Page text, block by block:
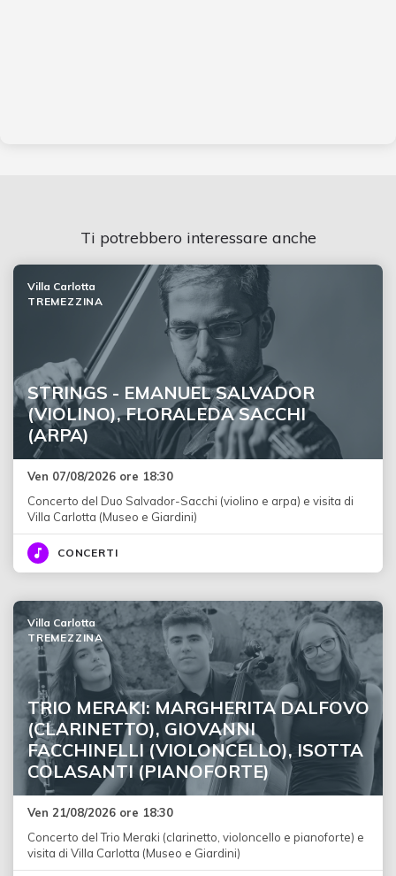
Ti potrebbero interessare anche
STRINGS - EMANUEL SALVADOR
(VIOLINO), FLORALEDA SACCHI
(ARPA)
Villa Carlotta
TREMEZZINA
Ven 07/08/2026 ore 18:30
Concerto del Duo Salvador-Sacchi (violino e arpa) e visita di
Villa Carlotta (Museo e Giardini)
CONCERTI
TRIO MERAKI: MARGHERITA DALFOVO
(CLARINETTO), GIOVANNI
FACCHINELLI (VIOLONCELLO), ISOTTA
COLASANTI (PIANOFORTE)
Villa Carlotta
TREMEZZINA
Ven 21/08/2026 ore 18:30
Concerto del Trio Meraki (clarinetto, violoncello e pianoforte) e
visita di Villa Carlotta (Museo e Giardini)